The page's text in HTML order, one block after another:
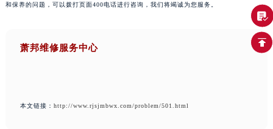
和保养的问题，可以拨打页面400电话进行咨询，我们将竭诚为您服务。
萧邦维修服务中心
本文链接： http://www.rjsjmbwx.com/problem/501.html